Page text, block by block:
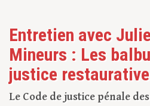
Entretien avec
Mineurs : Les
justice restaurative
Le Code de justice pénale